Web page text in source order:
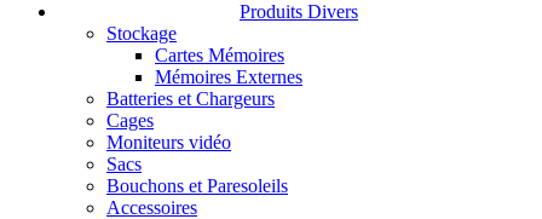
Produits Divers
Stockage
Cartes Mémoires
Mémoires Externes
Batteries et Chargeurs
Cages
Moniteurs vidéo
Sacs
Bouchons et Paresoleils
Accessoires